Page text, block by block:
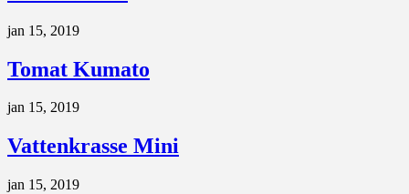
jan 15, 2019
Tomat Kumato
jan 15, 2019
Vattenkrasse Mini
jan 15, 2019